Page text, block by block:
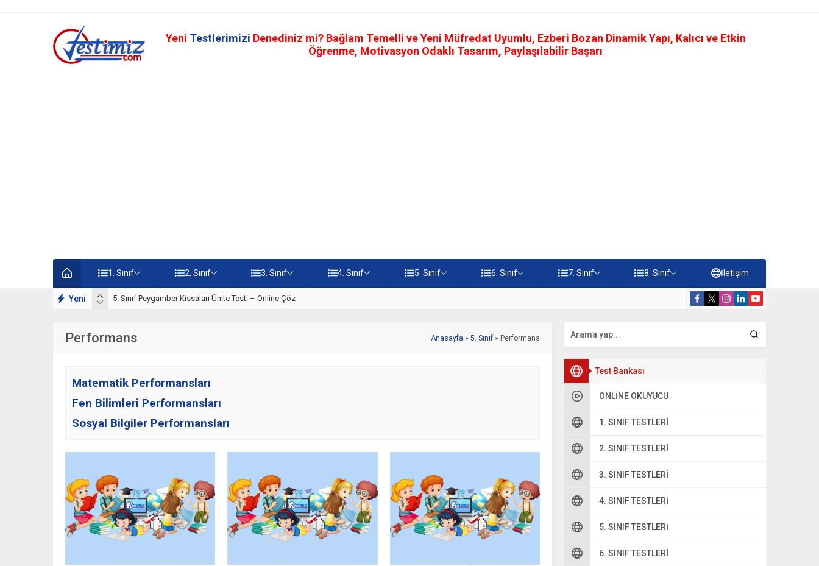
Yeni Testlerimizi Denediniz mi? Bağlam Temelli ve Yeni Müfredat Uyumlu, Ezberi Bozan Dinamik Yapı, Kalıcı ve Etkin
Öğrenme, Motivasyon Odaklı Tasarım, Paylaşılabilir Başarı
1. Sınıf 2. Sınıf 3. Sınıf 4. Sınıf 5. Sınıf 6. Sınıf 7. Sınıf 8. Sınıf İletişim
Yeni 5. Sınıf Peygamber Kıssaları Ünite Testi – Online Çöz
Test Bankası
ONLINE OKUYUCU
1. SINIF TESTLERI
2. SINIF TESTLERI
3. SINIF TESTLERI
4. SINIF TESTLERI
5. SINIF TESTLERI
6. SINIF TESTLERI
Performans Anasayfa » 5. Sınıf » Performans
Matematik Performansları
Fen Bilimleri Performansları
Sosyal Bilgiler Performansları